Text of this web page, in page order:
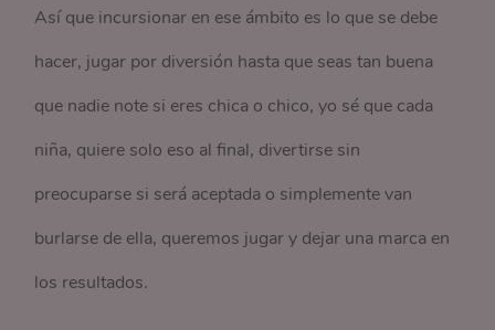
Así que incursionar en ese ámbito es lo que se debe
hacer, jugar por diversión hasta que seas tan buena
que nadie note si eres chica o chico, yo sé que cada
niña, quiere solo eso al final, divertirse sin
preocuparse si será aceptada o simplemente van
burlarse de ella, queremos jugar y dejar una marca en
los resultados.